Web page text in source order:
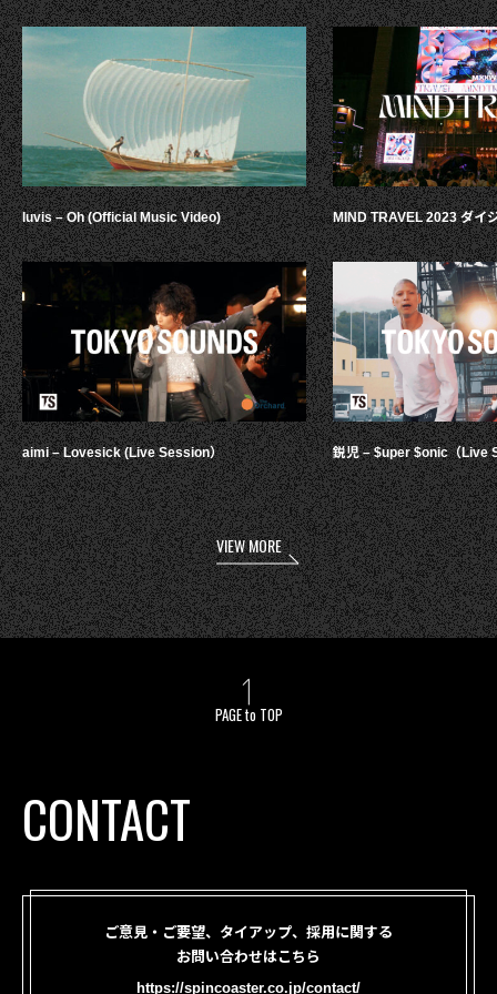
luvis – Oh (Official Music Video)
aimi – Lovesick (Live Session）
MIND TRAVEL 2023 ダイ
鋭児 – $uper $onic（Live
VIEW MORE
PAGE to TOP
CONTACT
ご意見・ご要望、タイアップ、採用に関する
お問い合わせはこちら
https://spincoaster.co.jp/contact/